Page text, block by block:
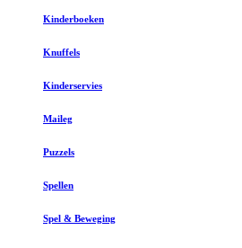
Kinderboeken
Knuffels
Kinderservies
Maileg
Puzzels
Spellen
Spel & Beweging